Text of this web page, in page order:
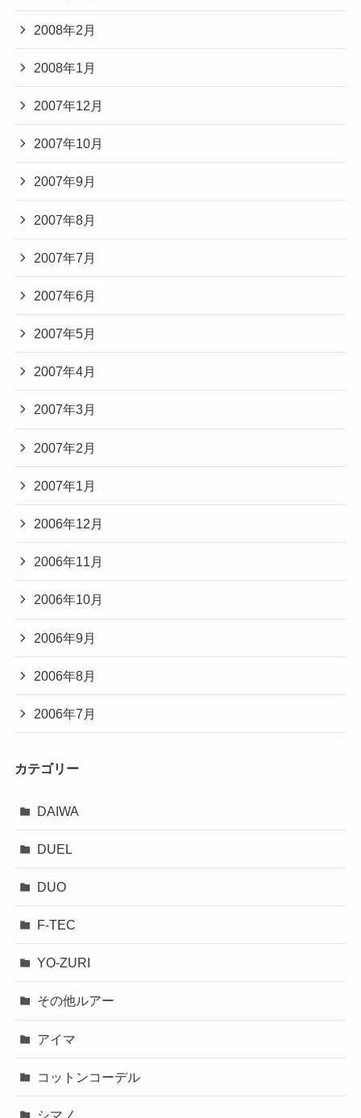
2008年2月
2008年1月
2007年12月
2007年10月
2007年9月
2007年8月
2007年7月
2007年6月
2007年5月
2007年4月
2007年3月
2007年2月
2007年1月
2006年12月
2006年11月
2006年10月
2006年9月
2006年8月
2006年7月
カテゴリー
DAIWA
DUEL
DUO
F-TEC
YO-ZURI
その他ルアー
アイマ
コットンコーデル
シマノ